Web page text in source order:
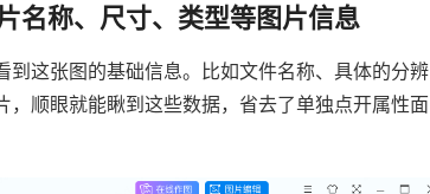
名称、尺寸、类型等图片信息
这张图的基础信息。比如文件名称、具体的分辨
顺眼就能瞅到这些数据，省去了单独点开属性面